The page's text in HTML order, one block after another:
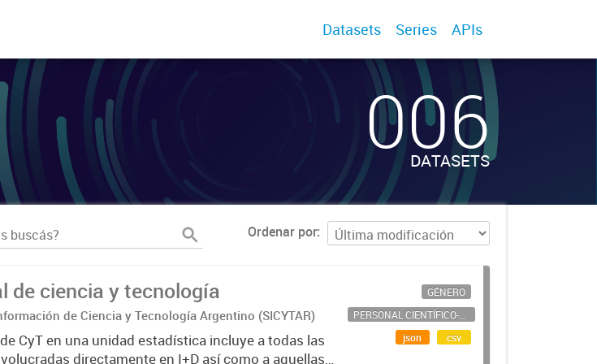
Datasets Series APIs
006
DATASETS
Ordenar por
de ciencia y tecnología
de Ciencia y Tecnología Argentino (SICYTAR)
CyT en una unidad estadística incluye a todas las
directamente en I+D así como a aquellas
GÉNERO
PERSONAL CIENTÍFICO-TECNOLÓGICO
json
csv